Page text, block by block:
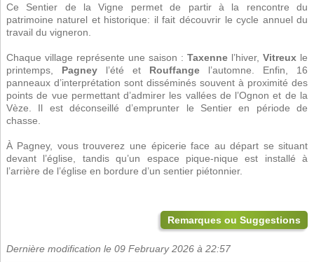
Ce Sentier de la Vigne permet de partir à la rencontre du
patrimoine naturel et historique: il fait découvrir le cycle annuel du
travail du vigneron.
Chaque village représente une saison :Taxenne l’hiver,Vitreux le
printemps, Pagneyl’été et Rouffange l’automne. Enfin, 16
panneaux d’interprétation sont disséminés souvent à proximité des
points de vue permettant d’admirer les vallées de l’Ognon et de la
Vèze. Il est déconseillé d’emprunter le Sentier en période de
chasse.
À Pagney, vous trouverez une épicerie face au départ se situant
devant l’église, tandis qu’un espace pique-nique est installé à
l’arrière de l’église en bordure d’un sentier piétonnier.
Remarques ou Suggestions
Dernière modification le 09 February 2026 à 22:57